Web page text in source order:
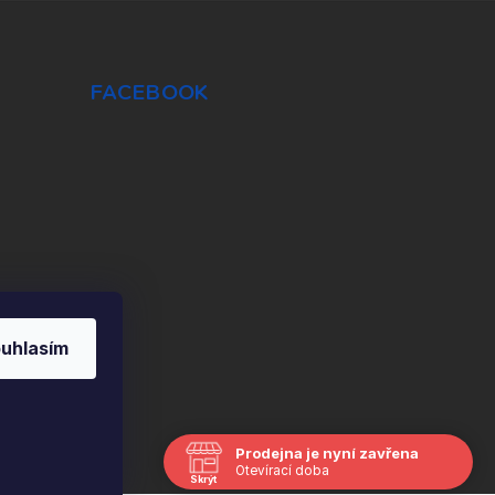
FACEBOOK
Vytvořil Shoptet
Prodejna je nyní zavřena
Otevírací doba
Skrýt